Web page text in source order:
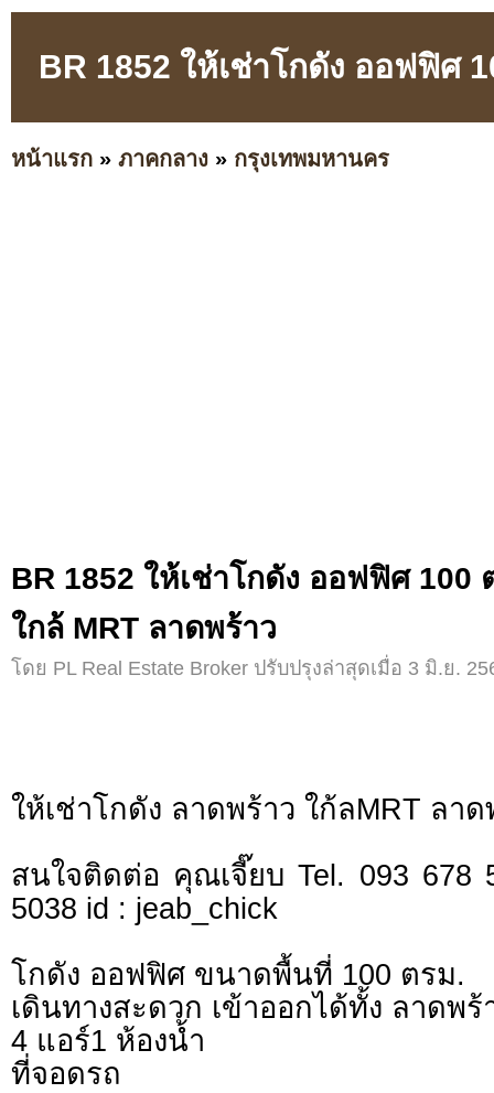
BR 1852 ให้เช่าโกดัง ออฟฟิศ
หน้าแรก » ภาคกลาง » กรุงเทพมหานคร
BR 1852 ให้เช่าโกดัง ออฟฟิศ 100
ใกล้ MRT ลาดพร้าว
โดย PL Real Estate Broker ปรับปรุงล่าสุดเมื่อ 3 มิ.ย.
ให้เช่าโกดัง ลาดพร้าว ใก้ลMRT ลาด
สนใจติดต่อ คุณเจี๊ยบ Tel. 093 678
5038 id : jeab_chick
โกดัง ออฟฟิศ ขนาดพื้นที่ 100 ตรม.
เดินทางสะดวก เข้าออกได้ทั้ง ลาดพร้
4 แอร์1 ห้องน้ำ
ที่จอดรถ